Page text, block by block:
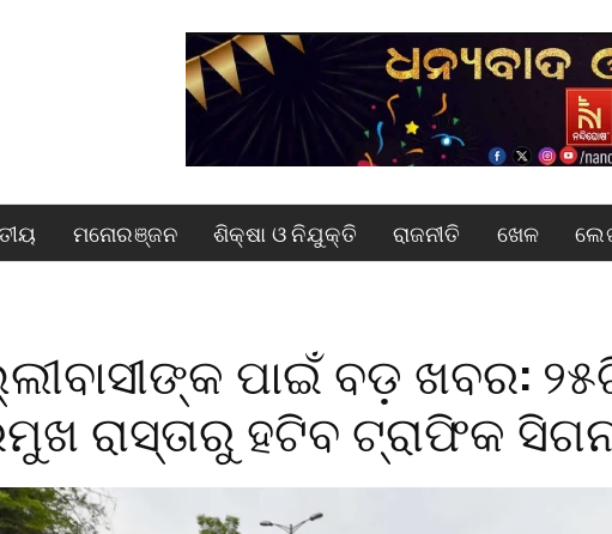
ମନୋରଞ୍ଜନ ଶିକ୍ଷା ଓ ନିଯୁକ୍ତି ରାଜନୀତି ଖେଳ
ପାଇଁ ବଡ଼ ଖବର:
ରାସ୍ତାରୁ ହଟିବ ଟ୍ରାଫିକ